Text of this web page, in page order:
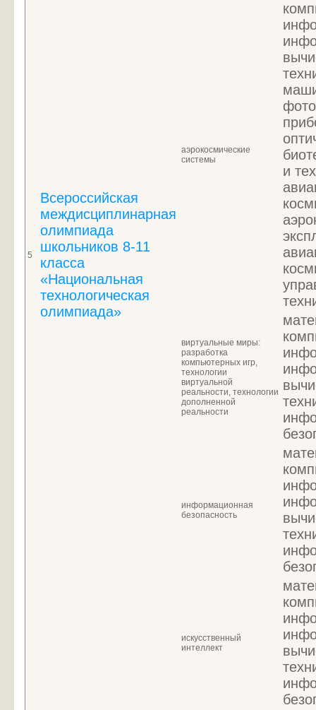
5
Всероссийская
междисциплинарная
олимпиада
школьников 8-11
класса
«Национальная
технологическая
олимпиада»
аэрокосмические
системы
и
виртуальные миры:
разработка
компьютерных игр,
технологии
виртуальной
реальности, технологии
дополненной
реальности
информационная
безопасность
искусственный
интеллект